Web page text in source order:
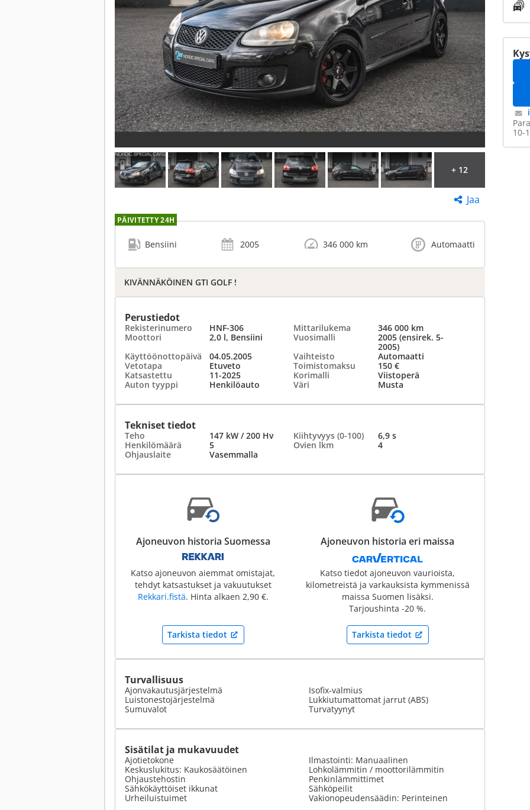
+ 12
Jaa
PÄIVITETTY 24H
Bensiini 2005 346 000 km Automaatti
KIVÄNNÄKÖINEN GTI GOLF !
Perustiedot
Rekisterinumero HNF-306 Mittarilukema
346 000 km
Moottori
2,0 l, Bensiini Vuosimalli
2005 (ensirek. 5-
2005)
Käyttöönottopäivä
04.05.2005 Vaihteisto
Automaatti
Vetotapa
Etuveto Toimistomaksu
150 €
Katsastettu
11-2025 Korimalli
Viistoperä
Auton tyyppi
Henkilöauto Väri Musta
Tekniset tiedot
Teho 147 kW / 200 Hv Kiihtyvyys (0-100)
6,9 s
Henkilömäärä
5 Ovien lkm
4
Ohjauslaite
Vasemmalla
Ajoneuvon historia Suomessa
Katso ajoneuvon aiemmat omistajat,
tehdyt katsastukset ja vakuutukset
Rekkari.fistä. Hinta alkaen 2,90 €.
Tarkista tiedot
Ajoneuvon historia eri maissa
Katso tiedot ajoneuvon vaurioista,
kilometreistä ja varkauksista kymmenissä
maissa Suomen lisäksi.
Tarjoushinta -20 %.
Tarkista tiedot
Turvallisuus
Ajonvakautusjärjestelmä
Luistonestojärjestelmä
Sumuvalot
Isofix-valmius
Lukkiutumattomat jarrut (ABS)
Turvatyynyt
Sisätilat ja mukavuudet
Ajotietokone
Keskuslukitus: Kaukosäätöinen
Ohjaustehostin
Sähkökäyttöiset ikkunat
Urheiluistuimet
Ilmastointi: Manuaalinen
Lohkolämmitin / moottorilämmitin
Penkinlämmittimet
Sähköpeilit
Vakionopeudensäädin: Perinteinen
10-